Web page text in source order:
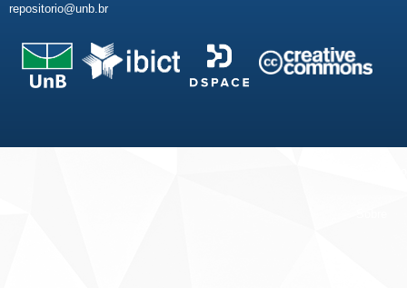
repositorio@unb.br